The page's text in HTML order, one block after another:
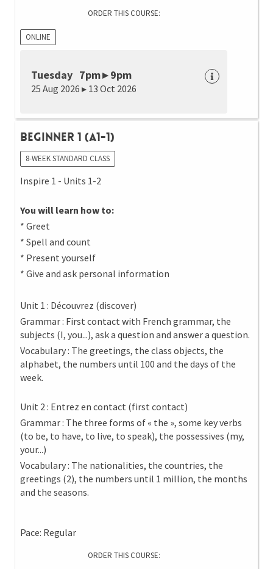
ORDER THIS COURSE:
ONLINE
Tuesday 7pm ▸ 9pm
25 Aug 2026 ▸ 13 Oct 2026
Beginner 1 (A1-1)
8-WEEK STANDARD CLASS
Inspire 1 - Units 1-2
You will learn how to:
* Greet
* Spell and count
* Present yourself
* Give and ask personal information
Unit 1 : Découvrez (discover)
Grammar : First contact with French grammar, the
subjects (I, you...), ask a question and answer a question.
Vocabulary : The greetings, the class objects, the
alphabet, the numbers until 100 and the days of the
week.
Unit 2 : Entrez en contact (first contact)
Grammar : The three forms of « the », some key verbs
(to be, to have, to live, to speak), the possessives (my,
your...)
Vocabulary : The nationalities, the countries, the
greetings (2), the numbers until 1 million, the months
and the seasons.
Pace: Regular
ORDER THIS COURSE: